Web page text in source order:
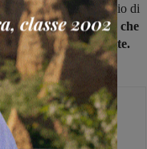
stato portato allo stadio di
Pegaso 2, che
senese delle Scotte.